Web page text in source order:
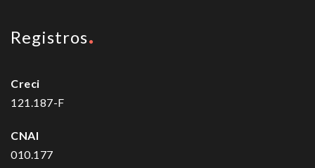
Registros
Creci
121.187-F
CNAI
010.177